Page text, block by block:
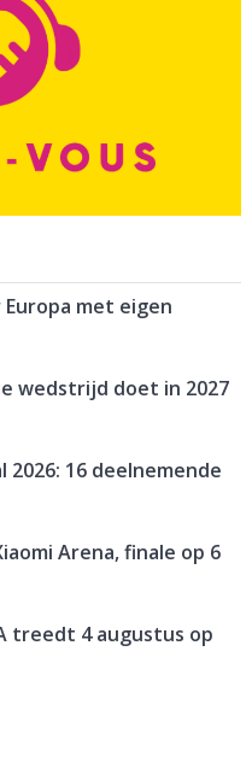
met eigen
wedstrijd doet in 2027
2026: 16 deelnemende
Arena, finale op 6
treedt 4 augustus op